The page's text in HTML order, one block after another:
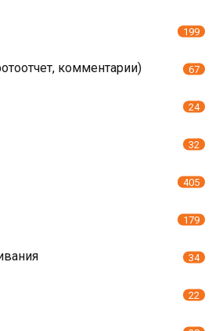
199
комментарии) 67
24
32
405
179
34
22